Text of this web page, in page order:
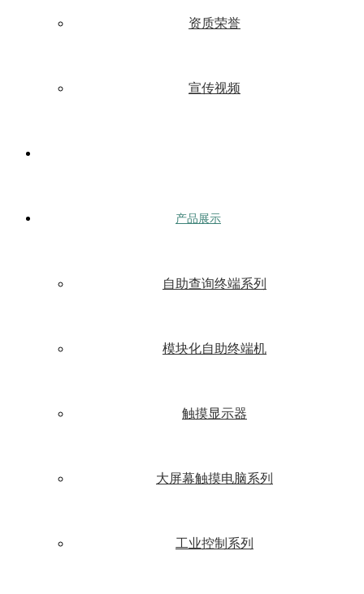
资质荣誉
宣传视频
产品展示
自助查询终端系列
模块化自助终端机
触摸显示器
大屏幕触摸电脑系列
工业控制系列